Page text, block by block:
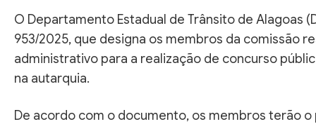
O Departamento Estadual de Trânsito de Alagoas
953/2025, que designa os membros da comissão
administrativo para a realização de concurso
na autarquia.
De acordo com o documento, os membros terão